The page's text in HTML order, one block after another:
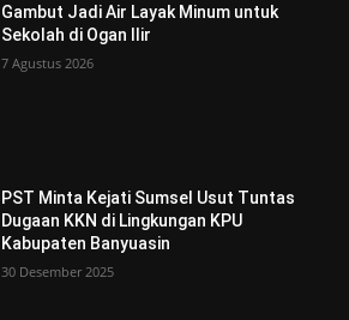
Gambut Jadi Air Layak Minum untuk
Sekolah di Ogan Ilir
7 Agustus 2026
PST Minta Kejati Sumsel Usut Tuntas
Dugaan KKN di Lingkungan KPU
Kabupaten Banyuasin
30 Desember 2025